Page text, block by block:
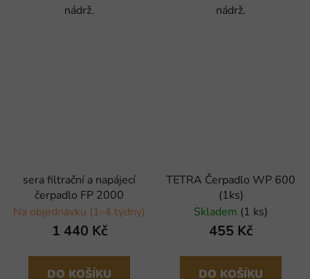
nádrž.
nádrž.
sera filtrační a napájecí
čerpadlo FP 2000
Na objednávku (1-4 týdny)
1 440 Kč
DO KOŠÍKU
TETRA Čerpadlo WP 600
(1ks)
Skladem (1 ks)
455 Kč
DO KOŠÍKU